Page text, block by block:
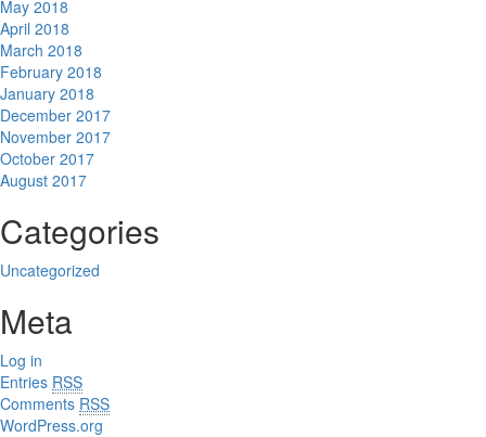
May 2018
April 2018
March 2018
February 2018
January 2018
December 2017
November 2017
October 2017
August 2017
Categories
Uncategorized
Meta
Log in
Entries RSS
Comments RSS
WordPress.org